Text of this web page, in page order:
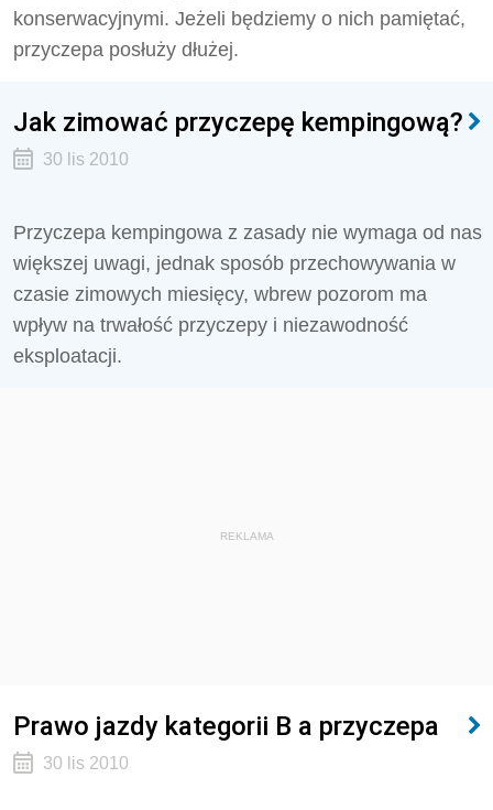
konserwacyjnymi. Jeżeli będziemy o nich pamiętać,
przyczepa posłuży dłużej.
Jak zimować przyczepę kempingową?
30 lis 2010
Przyczepa kempingowa z zasady nie wymaga od nas
większej uwagi, jednak sposób przechowywania w
czasie zimowych miesięcy, wbrew pozorom ma
wpływ na trwałość przyczepy i niezawodność
eksploatacji.
REKLAMA
Prawo jazdy kategorii B a przyczepa
30 lis 2010